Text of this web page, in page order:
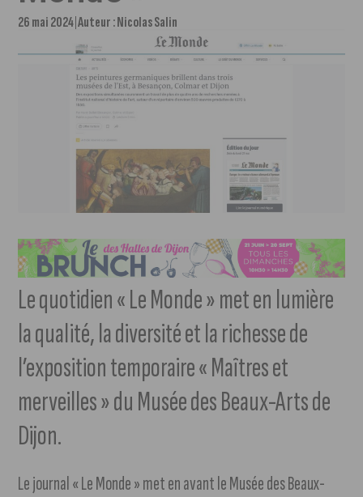
26 mai 2024 Auteur :Nicolas Salin
Le quotidien « Le Monde » met en lumière
la qualité, la diversité et la richesse de
l’exposition temporaire « Maîtres et
merveilles » du Musée des Beaux-Arts de
Dijon.
Le journal « Le Monde » met en avant le Musée des Beaux-